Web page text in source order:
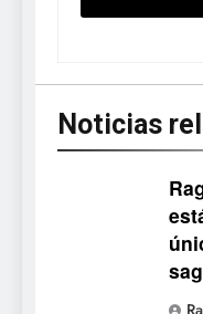
Noticias
5